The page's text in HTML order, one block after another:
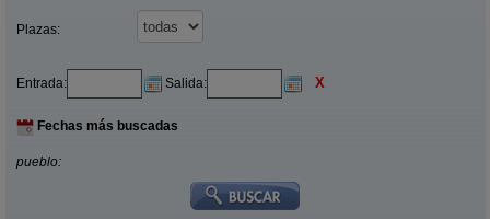
Plazas:
Entrada: Salida: X
Fechas más buscadas
pueblo: